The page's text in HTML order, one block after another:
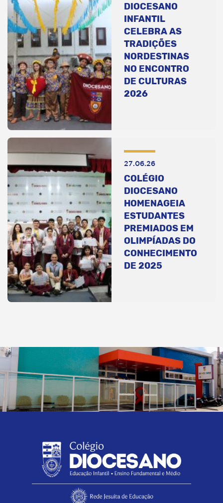
DIOCESANO
INFANTIL
CELEBRA AS
TRADIÇÕES
NORDESTINAS
NO ENCONTRO
DE CULTURAS
2026
27.06.26
COLÉGIO
DIOCESANO
HOMENAGEIA
ESTUDANTES
PREMIADOS EM
OLIMPÍADAS DO
CONHECIMENTO
DE 2025